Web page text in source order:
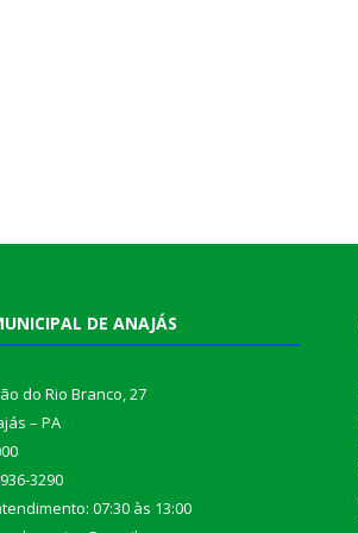
DE ANAJÁS
do Rio Branco, 27
– PA
3290
07:30 às 13:00